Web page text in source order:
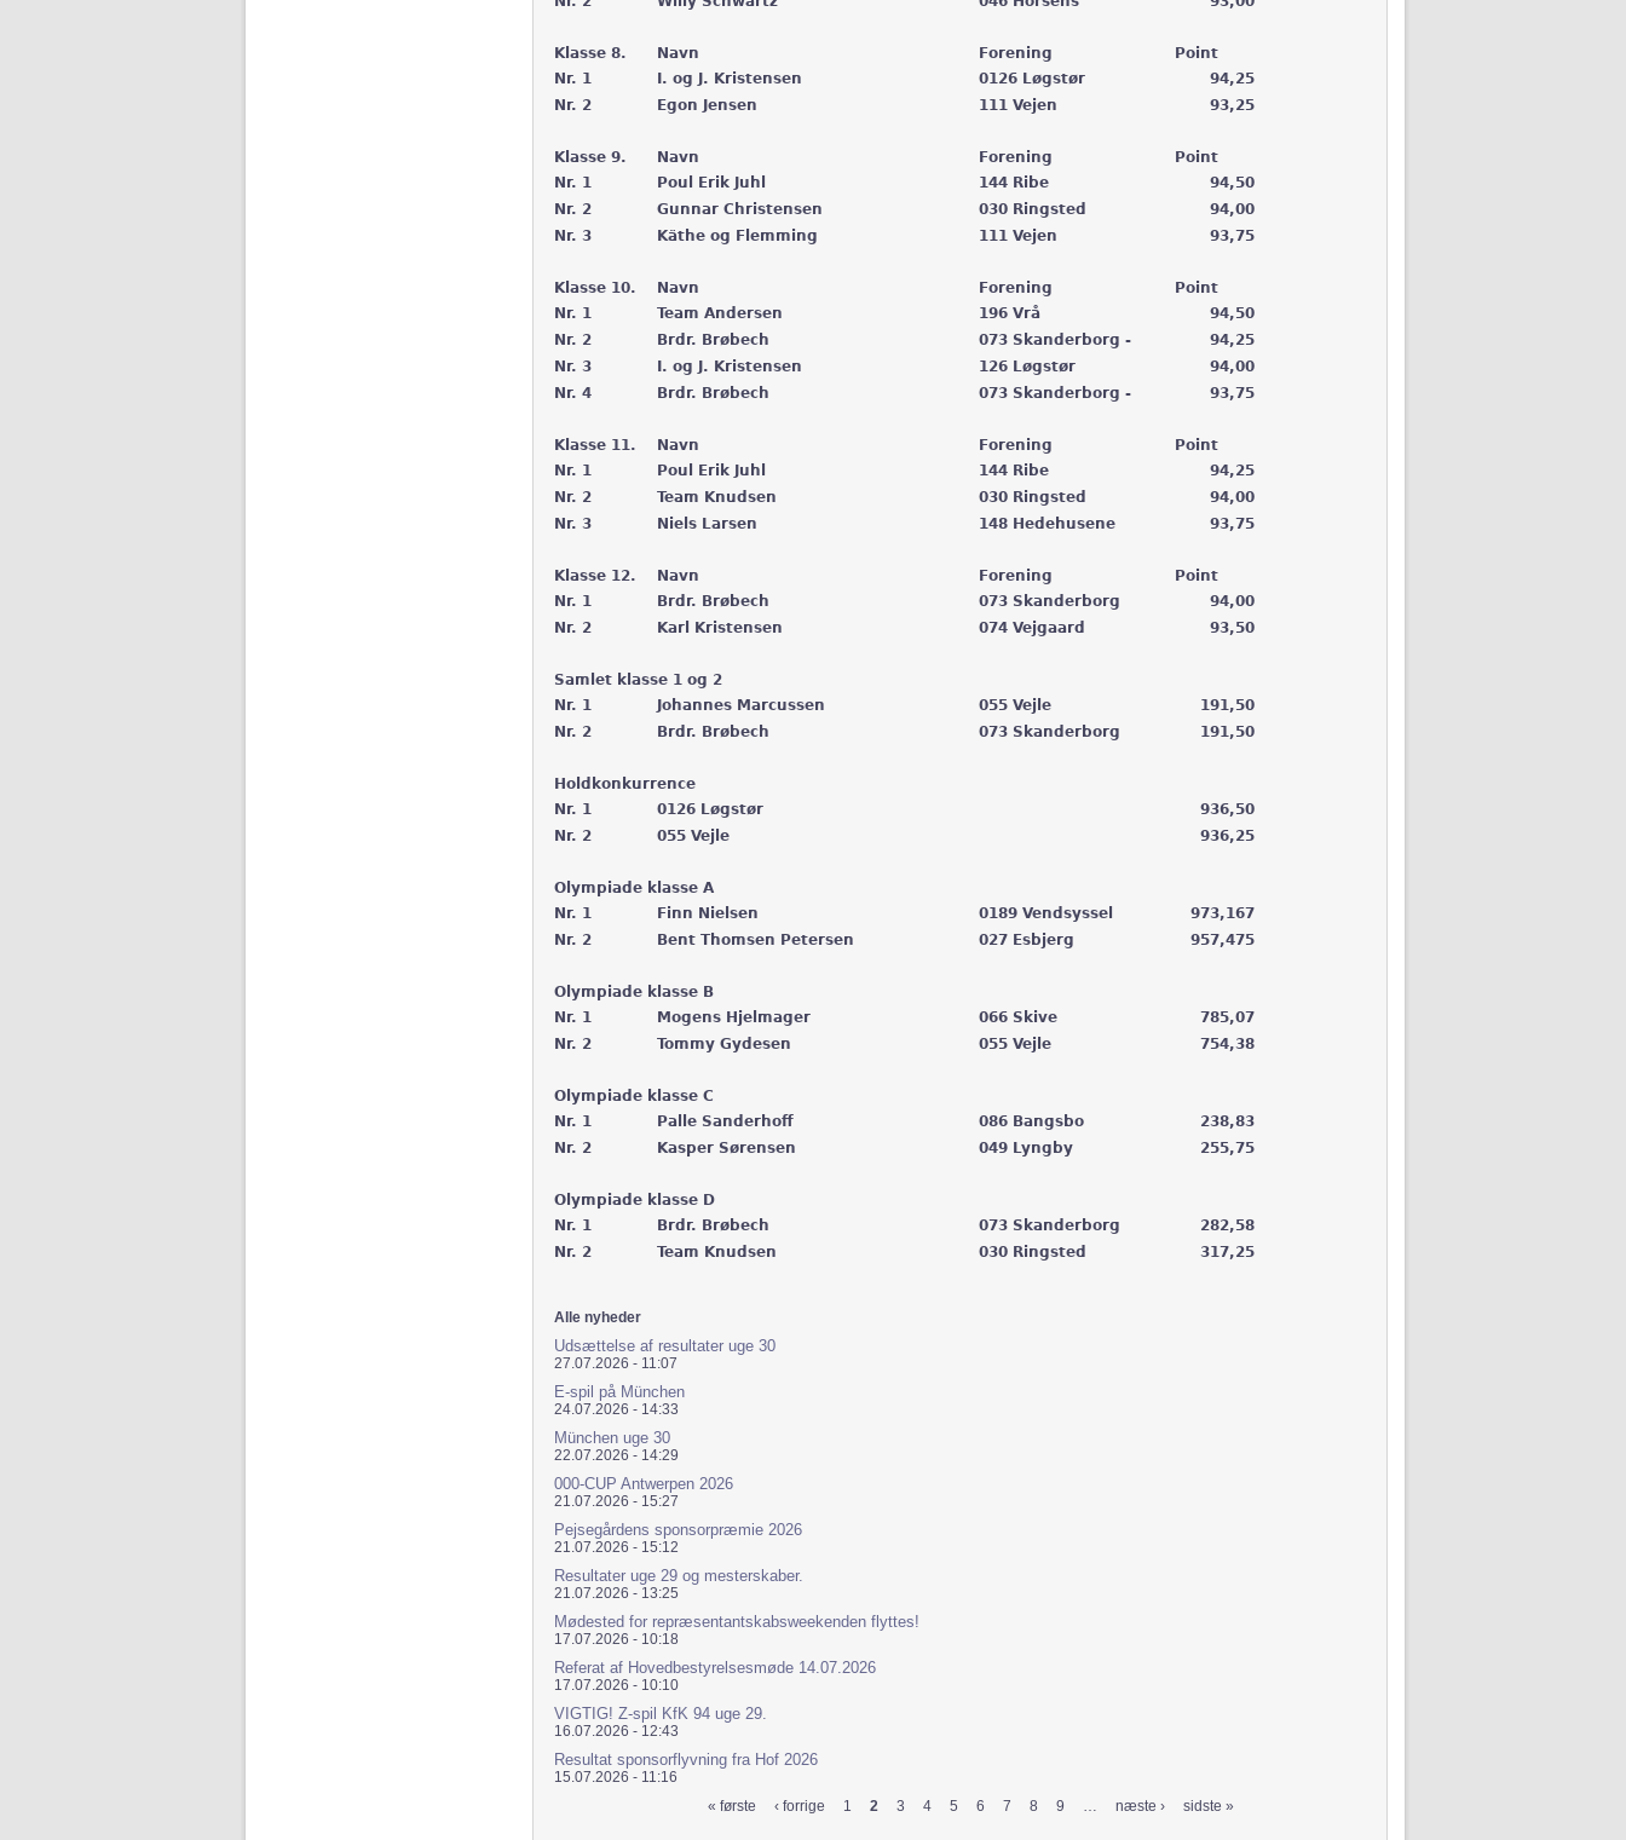
Klasse 8. Navn Forening
Point
Nr. 1
I. og J. Kristensen 0126 Løgstør
94,25
Nr. 2
Egon Jensen 111 Vejen 93,25
Klasse 9. Navn Forening
Point
Nr. 1
Poul Erik Juhl 144 Ribe
94,50
Nr. 2
Gunnar Christensen 030 Ringsted
94,00
Nr. 3
Käthe og Flemming 111 Vejen 93,75
Klasse 10. Navn Forening
Point
Nr. 1
Team Andersen 196 Vrå
94,50
Nr. 2
Brdr. Brøbech 073 Skanderborg -
94,25
Nr. 3
I. og J. Kristensen 126 Løgstør
94,00
Nr. 4
Brdr. Brøbech 073 Skanderborg - 93,75
Klasse 11. Navn Forening
Point
Nr. 1
Poul Erik Juhl 144 Ribe
94,25
Nr. 2
Team Knudsen 030 Ringsted
94,00
Nr. 3
Niels Larsen 148 Hedehusene 93,75
Klasse 12. Navn Forening
Point
Nr. 1
Brdr. Brøbech 073 Skanderborg
94,00
Nr. 2
Karl Kristensen 074 Vejgaard 93,50
Samlet klasse 1 og 2
Nr. 1
Johannes Marcussen 055 Vejle
191,50
Nr. 2
Brdr. Brøbech 073 Skanderborg 191,50
Holdkonkurrence
Nr. 1
0126 Løgstør
936,50
Nr. 2
055 Vejle 936,25
Olympiade klasse A
Nr. 1
Finn Nielsen 0189 Vendsyssel
973,167
Nr. 2
Bent Thomsen Petersen 027 Esbjerg 957,475
Olympiade klasse B
Nr. 1
Mogens Hjelmager 066 Skive
785,07
Nr. 2
Tommy Gydesen 055 Vejle 754,38
Olympiade klasse C
Nr. 1
Palle Sanderhoff 086 Bangsbo
238,83
Nr. 2
Kasper Sørensen 049 Lyngby 255,75
Olympiade klasse D
Nr. 1
Brdr. Brøbech 073 Skanderborg
282,58
Nr. 2
Team Knudsen 030 Ringsted 317,25
Alle nyheder
Udsættelse af resultater uge 30
27.07.2026 - 11:07
E-spil på München
24.07.2026 - 14:33
München uge 30
22.07.2026 - 14:29
000-CUP Antwerpen 2026
21.07.2026 - 15:27
Pejsegårdens sponsorpræmie 2026
21.07.2026 - 15:12
Resultater uge 29 og mesterskaber.
21.07.2026 - 13:25
Mødested for repræsentantskabsweekenden flyttes!
17.07.2026 - 10:18
Referat af Hovedbestyrelsesmøde 14.07.2026
17.07.2026 - 10:10
VIGTIG! Z-spil KfK 94 uge 29.
16.07.2026 - 12:43
Resultat sponsorflyvning fra Hof 2026
15.07.2026 - 11:16
« første ‹ forrige 1 2 3 4 5 6 7 8 9 … næste › sidste »